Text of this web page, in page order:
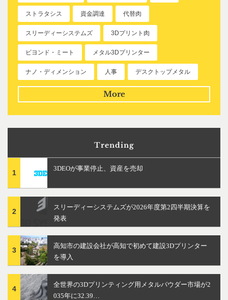
ストラタシス 資金調達 代替肉
スリーディーシステムズ 3Dプリント肉
ビヨンド・ミート メタル3Dプリンター
ナノ・ディメンション 人事 デスクトップメタル
More
Trending
1
3DEOが事業停止、資産を売却
2
スリーディーシステムズが2026年度第2四半期決算を
発表
3
高知市の建設会社が高知で初めて建設3Dプリンター
を導入
4
全世界の3Dプリンティング用メタルパウダー市場が2
035年に32.39…